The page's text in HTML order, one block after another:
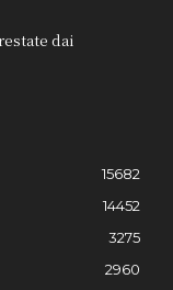
dai
15682
14452
3275
2960